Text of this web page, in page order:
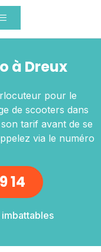
à Dreux
pour le
de scooters dans
tarif avant de se
via le numéro
14